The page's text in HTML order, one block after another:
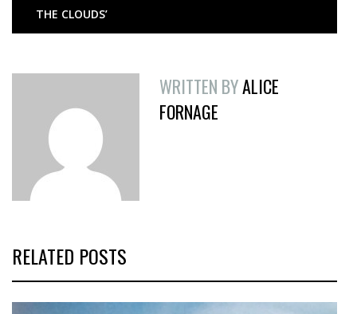
THE CLOUDS’
WRITTEN BYALICE
FORNAGE
RELATED POSTS